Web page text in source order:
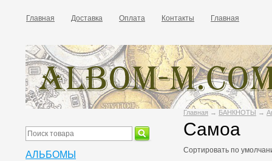
Главная Доставка Оплата Контакты Главная
Главная → БАНКНОТЫ →
Самоа
Сортировать по
АЛЬБОМЫ